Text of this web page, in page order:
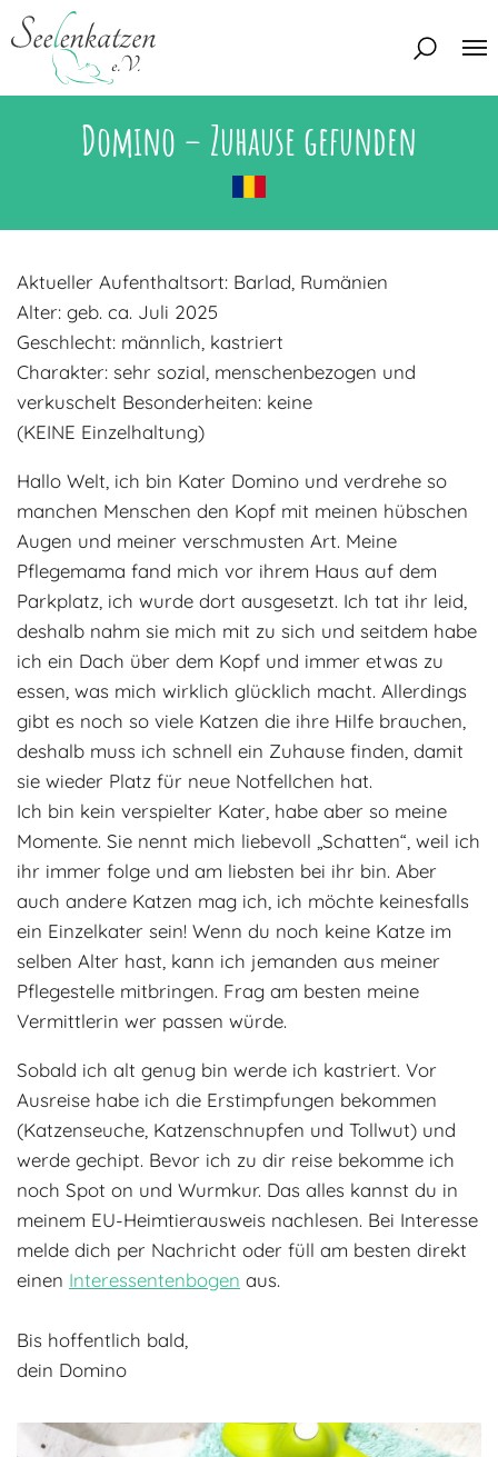
Über uns
Mitglied werden
Katzen
Eine Katze adoptieren
Interessentenbogen
Zuhause gesucht
Zuhause gefunden
Regenbogenbrücke
Adoptantenberichte
Infos rund um die Katze
Deine Hilfe
Kontakt
Interessentenbogen
Kontaktformular
Blog
Domino – Zuhause gefunden
Aktueller Aufenthaltsort: Barlad, Rumänien
Alter: geb. ca. Juli 2025
Geschlecht: männlich, kastriert
Charakter: sehr sozial, menschenbezogen und
verkuschelt Besonderheiten: keine
(KEINE Einzelhaltung)
Hallo Welt, ich bin Kater Domino und verdrehe so
manchen Menschen den Kopf mit meinen hübschen
Augen und meiner verschmusten Art. Meine
Pflegemama fand mich vor ihrem Haus auf dem
Parkplatz, ich wurde dort ausgesetzt. Ich tat ihr leid,
deshalb nahm sie mich mit zu sich und seitdem habe
ich ein Dach über dem Kopf und immer etwas zu
essen, was mich wirklich glücklich macht. Allerdings
gibt es noch so viele Katzen die ihre Hilfe brauchen,
deshalb muss ich schnell ein Zuhause finden, damit
sie wieder Platz für neue Notfellchen hat.
Ich bin kein verspielter Kater, habe aber so meine
Momente. Sie nennt mich liebevoll „Schatten“, weil ich
ihr immer folge und am liebsten bei ihr bin. Aber
auch andere Katzen mag ich, ich möchte keinesfalls
ein Einzelkater sein! Wenn du noch keine Katze im
selben Alter hast, kann ich jemanden aus meiner
Pflegestelle mitbringen. Frag am besten meine
Vermittlerin wer passen würde.
Sobald ich alt genug bin werde ich kastriert. Vor
Ausreise habe ich die Erstimpfungen bekommen
(Katzenseuche, Katzenschnupfen und Tollwut) und
werde gechipt. Bevor ich zu dir reise bekomme ich
noch Spot on und Wurmkur. Das alles kannst du in
meinem EU-Heimtierausweis nachlesen. Bei Interesse
melde dich per Nachricht oder füll am besten direkt
einen Interessentenbogen aus.
Bis hoffentlich bald,
dein Domino